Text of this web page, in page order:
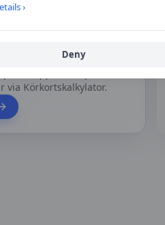
uppdatera priser och
Körkortskalkylator.
›
Deny